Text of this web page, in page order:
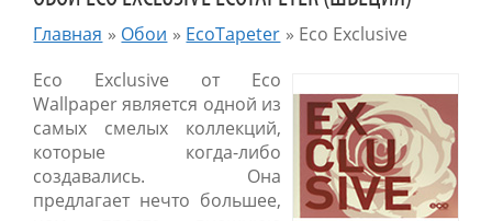
Главная » Обои » EcoTapeter » Eco Exclusive
Eco Exclusive от Eco
Wallpaper является одной из
самых смелых коллекций,
которые когда-либо
создавались. Она
предлагает нечто большее,